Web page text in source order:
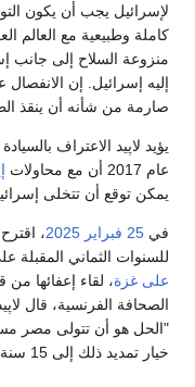
لإسرائيل يجب أن يكون
كاملة وطبيعية مع العالم
منزوعة السلاح إلى جانب
إليه إسرائيل. إن
صارمة من شأنه أن ينقذ
يؤيد لاپيد الاعتراف
عام 2017 أن مع محاولات
يمكن توقع أن تتخلى
في 25 فبراير 2025،
للسنوات الثماني المقبلة
على غزة، لقاء إعفائها
الصحافة الفرنسية، قال
"الحل هو أن تتولى مصر
خيار تمديد ذلك إلى 15 سنة".